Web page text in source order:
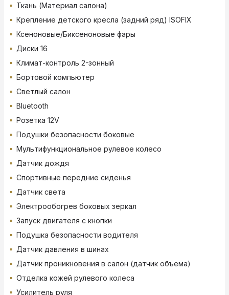
Ткань (Материал салона)
Крепление детского кресла (задний ряд) ISOFIX
Ксеноновые/Биксеноновые фары
Диски 16
Климат-контроль 2-зонный
Бортовой компьютер
Светлый салон
Bluetooth
Розетка 12V
Подушки безопасности боковые
Мультифункциональное рулевое колесо
Датчик дождя
Спортивные передние сиденья
Датчик света
Электрообогрев боковых зеркал
Запуск двигателя с кнопки
Подушка безопасности водителя
Датчик давления в шинах
Датчик проникновения в салон (датчик объема)
Отделка кожей рулевого колеса
Усилитель руля